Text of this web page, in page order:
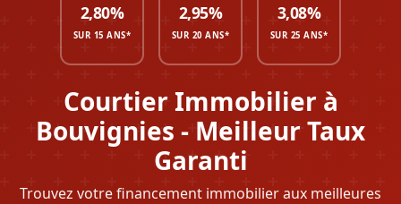
Courtier Immobilier à
Bouvignies - Meilleur Taux
Garanti
Trouvez votre financement immobilier aux meilleures
2,80%
SUR 15 ANS*
2,95%
SUR 20 ANS*
3,08%
SUR 25 ANS*